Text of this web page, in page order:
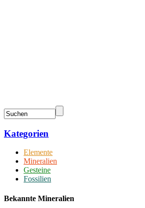
Kategorien
Elemente
Mineralien
Gesteine
Fossilien
Bekannte Mineralien